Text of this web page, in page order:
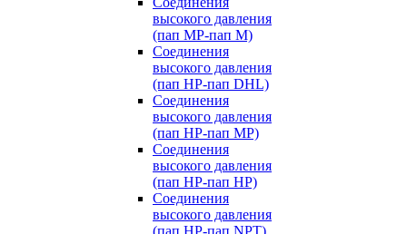
высокого давления
(пап MP-пап M)
Соединения
высокого давления
(пап HP-пап DHL)
Соединения
высокого давления
(пап HP-пап MP)
Соединения
высокого давления
(пап HP-пап HP)
Соединения
высокого давления
(пап HP-пап NPT)